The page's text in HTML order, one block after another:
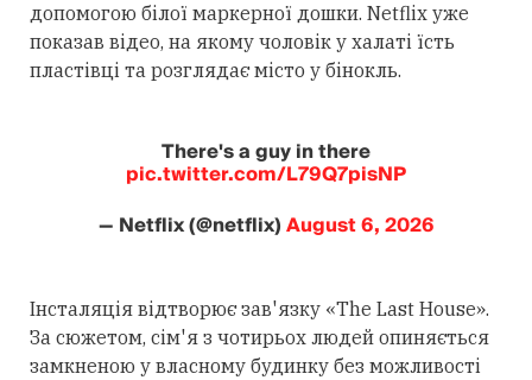
допомогою білої маркерної дошки. Netflix уже
показав відео, на якому чоловік у халаті їсть
пластівці та розглядає місто у бінокль.
There's a guy in there
pic.twitter.com/L79Q7pisNP
— Netflix (@netflix)August 6, 2026
Інсталяція відтворює зав'язку «The Last House».
За сюжетом, сім'я з чотирьох людей опиняється
замкненою у власному будинку без можливості